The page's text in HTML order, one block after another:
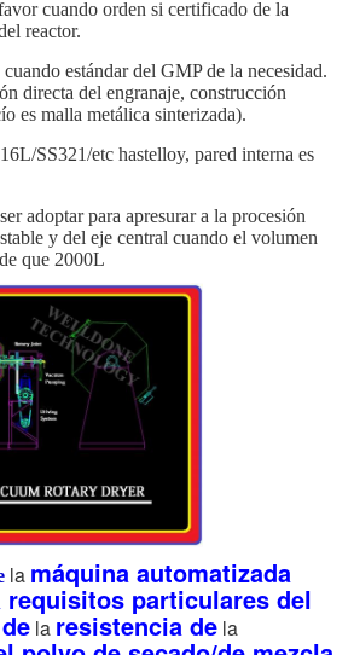
cuando orden si certificado de la
reactor.
estándar del GMP de la necesidad.
directa del engranaje, construcción
es malla metálica sinterizada).
SS321/etc hastelloy, pared interna es
adoptar para apresurar a la procesión
y del eje central cuando el volumen
que 2000L
la máquina automatizada
requisitos particulares del
la resistencia de la